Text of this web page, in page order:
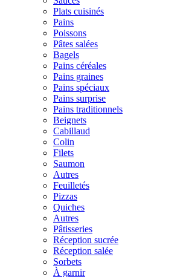
Plats cuisinés
Pains
Poissons
Pâtes salées
Bagels
Pains céréales
Pains graines
Pains spéciaux
Pains surprise
Pains traditionnels
Beignets
Cabillaud
Colin
Filets
Saumon
Autres
Feuilletés
Pizzas
Quiches
Autres
Pâtisseries
Réception sucrée
Réception salée
Sorbets
À garnir